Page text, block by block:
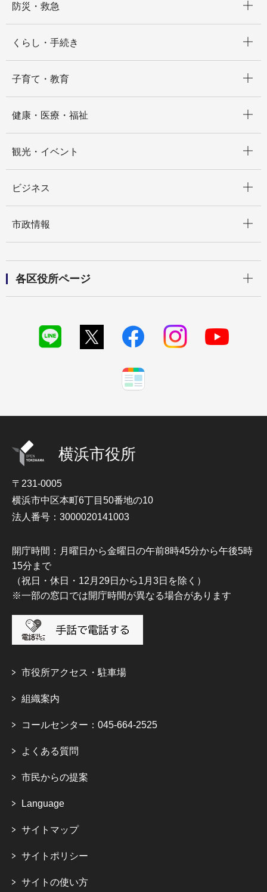
防災・救急
くらし・手続き
子育て・教育
健康・医療・福祉
観光・イベント
ビジネス
市政情報
各区役所ページ
横浜市役所
〒231-0005
横浜市中区本町6丁目50番地の10
法人番号：3000020141003
開庁時間：月曜日から金曜日の午前8時45分から午後5時
15分まで
（祝日・休日・12月29日から1月3日を除く）
※一部の窓口では開庁時間が異なる場合があります
市役所アクセス・駐車場
組織案内
コールセンター：045-664-2525
よくある質問
市民からの提案
Language
サイトマップ
サイトポリシー
サイトの使い方